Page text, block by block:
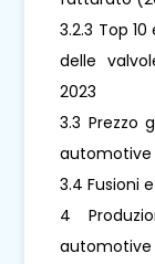
3.2.3 Top
delle
2023
3.3 Prezzo
automotive
3.4 Fusioni
4
automotive